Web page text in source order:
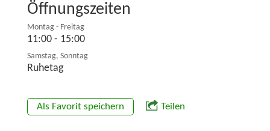
Öffnungszeiten
Montag - Freitag
11:00 - 15:00
Samstag, Sonntag
Ruhetag
Als Favorit speichern Teilen